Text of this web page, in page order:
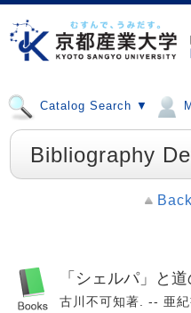
Catalog Search ▼
Bibliography
「シェルパ」と
古川不可知著. -- 亜